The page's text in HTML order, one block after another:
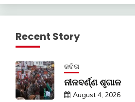
Recent Story
କବିତା
ନୀଳବର୍ଣ୍ଣ ଶୃଗାଳ
August 4, 2026